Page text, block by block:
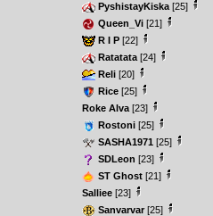
PyshistayKiska [25]
Queen_Vi [21]
R I P [22]
Ratatata [24]
Reli [20]
Rice [25]
Roke Alva [23]
Rostoni [25]
SASHA1971 [25]
SDLeon [23]
ST Ghost [21]
Salliee [23]
Sanvarvar [25]